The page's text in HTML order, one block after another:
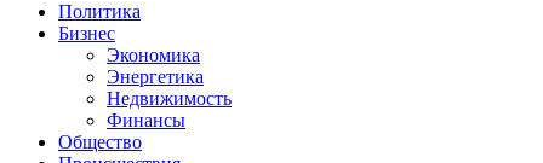
Политика
Бизнес
Экономика
Энергетика
Недвижимость
Финансы
Общество